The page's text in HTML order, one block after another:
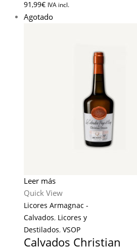
91,99€ IVA incl.
Agotado
Leer más
Quick View
Licores Armagnac -
Calvados, Licores y
Destilados, VSOP
Calvados Christian